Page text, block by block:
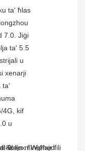
ta' ħlas
7.0. Jiġi
ta' 5.5
u
xenarji
ta'
4G, kif
u